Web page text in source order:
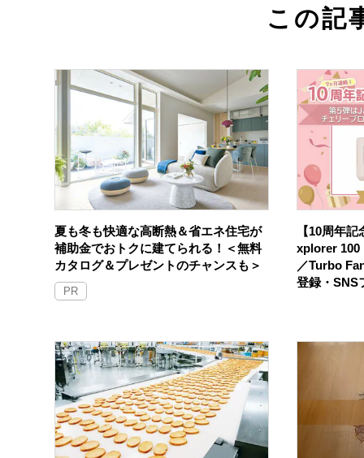
この記
夏も冬も快適な高断熱＆省エネ住宅が
補助金でおトクに建てられる！＜無料
カタログ＆プレゼントのチャンスも＞
PR
【10周年
xplorer 100
／Turbo
登録・SNS